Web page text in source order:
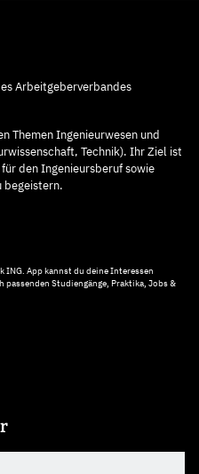
Arbeitgeberverbandes
Themen Ingenieurwesen und
Technik). Ihr Ziel ist
den Ingenieursberuf sowie
begeistern.
App kannst du deine Interessen
passenden Studiengänge, Praktika, Jobs &